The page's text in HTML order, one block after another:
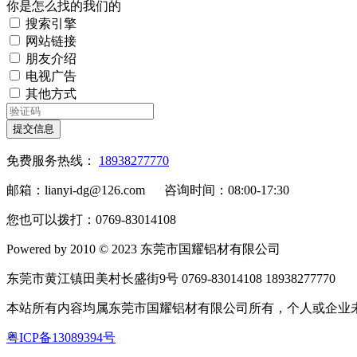
你是怎么找的我们的
搜索引擎
网站链接
朋友介绍
电视广告
其他方式
提交信息
免费服务热线： 18938277770
邮箱：lianyi-dg@126.com 咨询时间：08:00-17:30
您也可以拨打：0769-83014108
Powered by 2010 © 2023 东莞市国耀铝材有限公司
东莞市黄江镇田美村长盛街9号 0769-83014108 18938277770
本站所有内容均属东莞市国耀铝材有限公司所有，个人或企
粤ICP备13089394号